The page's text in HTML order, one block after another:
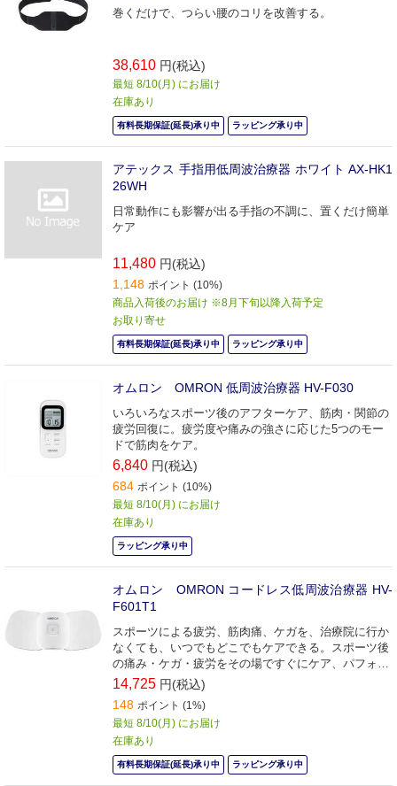
巻くだけで、つらい腰のコリを改善する。
38,610 円(税込)
最短 8/10(月) にお届け
在庫あり
有料長期保証(延長)承り中 ラッピング承り中
アテックス 手指用低周波治療器 ホワイト AX-HK1
26WH
日常動作にも影響が出る手指の不調に、置くだけ簡単
ケア
11,480 円(税込)
1,148 ポイント (10%)
商品入荷後のお届け ※8月下旬以降入荷予定
お取り寄せ
有料長期保証(延長)承り中 ラッピング承り中
オムロン OMRON 低周波治療器 HV-F030
いろいろなスポーツ後のアフターケア、筋肉・関節の
疲労回復に。疲労度や痛みの強さに応じた5つのモー
ドで筋肉をケア。
6,840 円(税込)
684 ポイント (10%)
最短 8/10(月) にお届け
在庫あり
ラッピング承り中
オムロン OMRON コードレス低周波治療器 HV-
F601T1
スポーツによる疲労、筋肉痛、ケガを、治療院に行か
なくても、いつでもどこでもケアできる。スポーツ後
の痛み・ケガ・疲労をその場ですぐにケア、パフォー
マンスに貢献する低周波治療器。
14,725 円(税込)
148 ポイント (1%)
最短 8/10(月) にお届け
在庫あり
有料長期保証(延長)承り中 ラッピング承り中